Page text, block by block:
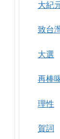
大紀
致台
大選
再棒
理性
賀詞